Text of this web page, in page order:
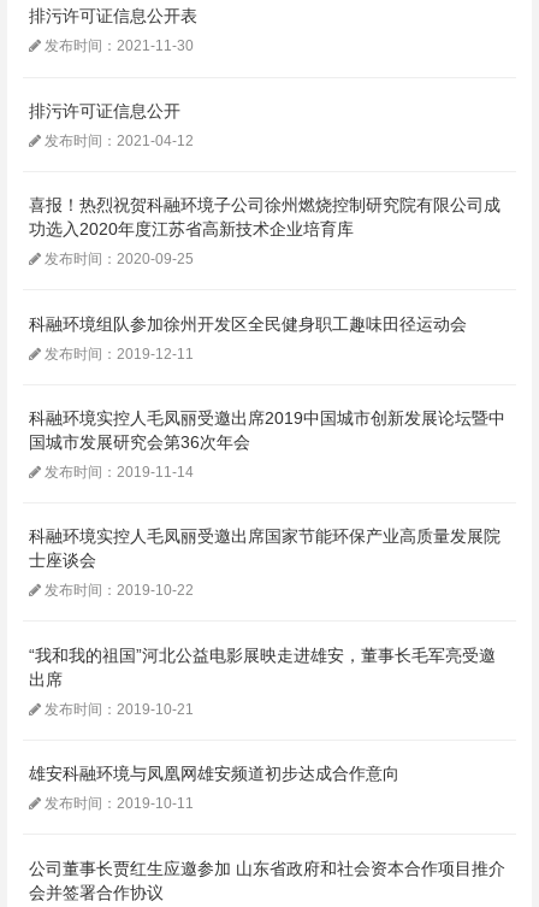
排污许可证信息公开表
发布时间：2021-11-30
排污许可证信息公开
发布时间：2021-04-12
喜报！热烈祝贺科融环境子公司徐州燃烧控制研究院有限公司成
功选入2020年度江苏省高新技术企业培育库
发布时间：2020-09-25
科融环境组队参加徐州开发区全民健身职工趣味田径运动会
发布时间：2019-12-11
科融环境实控人毛凤丽受邀出席2019中国城市创新发展论坛暨中
国城市发展研究会第36次年会
发布时间：2019-11-14
科融环境实控人毛凤丽受邀出席国家节能环保产业高质量发展院
士座谈会
发布时间：2019-10-22
“我和我的祖国”河北公益电影展映走进雄安，董事长毛军亮受邀
出席
发布时间：2019-10-21
雄安科融环境与凤凰网雄安频道初步达成合作意向
发布时间：2019-10-11
公司董事长贾红生应邀参加 山东省政府和社会资本合作项目推介
会并签署合作协议